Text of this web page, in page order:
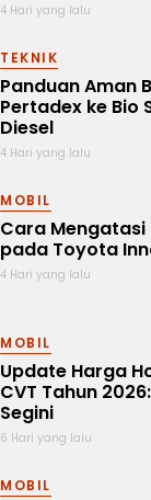
4 Hari yang lalu
TEKNIK
Panduan Aman
Pertadex ke Bio
Diesel
4 Hari yang lalu
MOBIL
Cara
pada Toyota
4 Hari yang lalu
MOBIL
Update Harga
CVT Tahun
Segini
6 Hari yang lalu
MOBIL